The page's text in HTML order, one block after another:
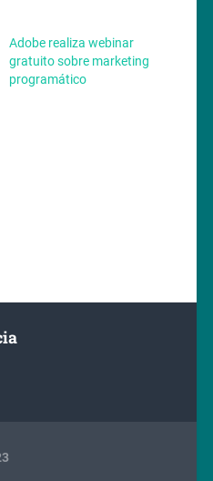
Adobe realiza webinar
gratuito sobre marketing
programático